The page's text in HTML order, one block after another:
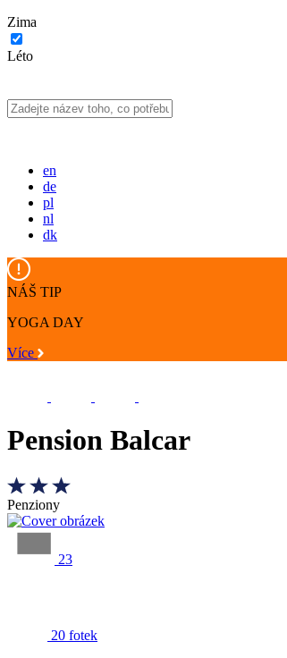
Zima
Léto
en
de
pl
nl
dk
NÁŠ TIP
YOGA DAY
Více
Pension Balcar
Penziony
23
20 fotek